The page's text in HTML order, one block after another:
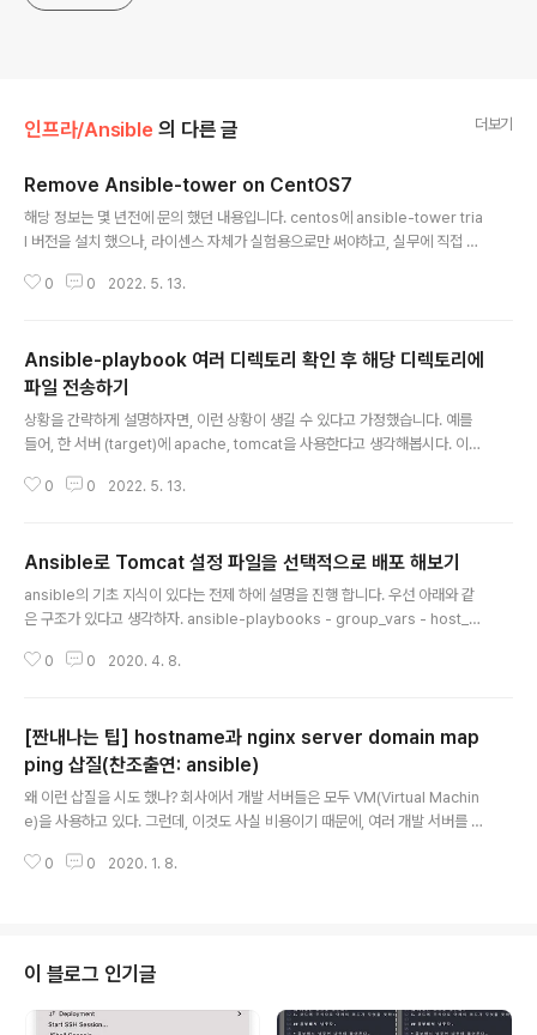
인프라/Ansible 의 다른 글 더보기
Remove Ansible-tower on CentOS7
해당 정보는 몇 년전에 문의 했던 내용입니다. centos에 ansible-tower tria
l 버전을 설치 했으나, 라이센스 자체가 실험용으로만 써야하고, 실무에 직접 쓰
게 가이드 자체가 없어서 헤맸는데, 그리하여 결국 레드햇에 SOS 때렸다. 그랬
ure to uninstall Ansible Tower, and the following procedure may
not remove every file installed in the complete..
0 0 2022. 5. 13.
Ansible-playbook 여러 디렉토리 확인 후 해당 디렉토리에
파일 전송하기
상황을 간략하게 설명하자면, 이런 상황이 생길 수 있다고 가정했습니다. 예를
들어, 한 서버 (target)에 apache, tomcat을 사용한다고 생각해봅시다. 이
턴스 2개인 tomcat이 존재하는 겁니다. 이 때 tomcat을 업데이트 한다고 가
있을 까요? 저는 아래처럼 작성 했습니다. - name: set tomcat config tem
plate: src: "roles/{{ host }}/templates/{{ item }}-server.xml...
0 0 2022. 5. 13.
Ansible로 Tomcat 설정 파일을 선택적으로 배포 해보기
ansible의 기초 지식이 있다는 전제 하에 설명을 진행 합니다. 우선 아래와 같
은 구조가 있다고 생각하자. ansible-playbooks - group_vars - host_va
의 playbooks를 모아두기 위한 구조이다. 내가 속한 팀에서 위와 같은 디렉토
에는 설정 파일이 필요하다. 그리고 관리 해야 하는데, 나는 주로 해당 서버에 쓰
이는 설정은 같은 디렉토리에 넣어둔다. pc에 관련한 tom..
0 0 2020. 4. 8.
[짠내나는 팁] hostname과 nginx server domain map
ping 삽질(찬조출연: ansible)
왜 이런 삽질을 시도 했나? 회사에서 개발 서버들은 모두 VM(Virtual Machin
e)을 사용하고 있다. 그런데, 이것도 사실 비용이기 때문에, 여러 개발 서버를 모
배꼽이 더 큰 환경 설정이 필요로 하다. 그럴때는 그냥 가상 머신이 제일 간편한
서 가상 호스트 도메인과 호스트 네임을 이용해 nginx server의 server_na
me을 설정 하는 방법을 찾았다. (예전에는 왜 이런 ..
0 0 2020. 1. 8.
이 블로그 인기글